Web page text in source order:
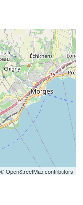
© OpenStreetMap contributors